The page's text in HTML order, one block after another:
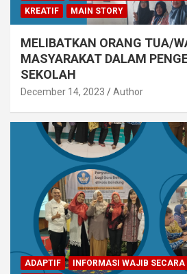
KREATIF
MAIN STORY
MELIBATKAN ORANG TUA/
MASYARAKAT DALAM
SEKOLAH
December 14, 2023 Author
ADAPTIF INFORMASI WAJIB SECARA